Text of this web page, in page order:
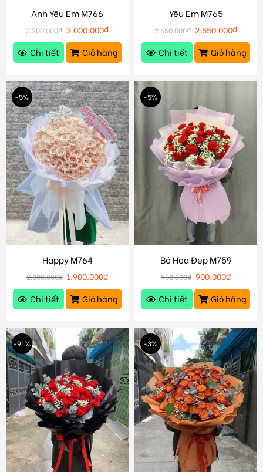
Anh Yêu Em M766
3.200.000₫ 3.000.000₫
Chi tiết
Giỏ hàng
Yêu Em M765
2.650.000₫ 2.550.000₫
Chi tiết
Giỏ hàng
-5%
Happy M764
2.000.000₫ 1.900.000₫
Chi tiết
Giỏ hàng
-5%
Bó Hoa Đẹp M759
950.000₫ 900.000₫
Chi tiết
Giỏ hàng
-91% -3%